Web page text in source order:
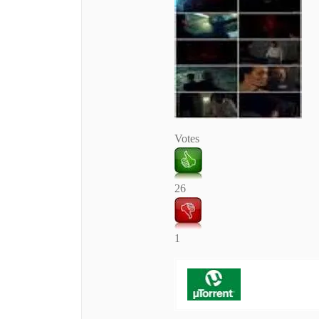
Votes
26
1